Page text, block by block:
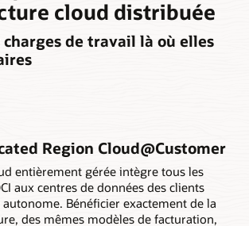
cloud distribuée
charges de travail là où elles
Region Cloud@Customer
entièrement gérée intègre tous les
aux centres de données des clients
Bénéficier exactement de la
des mêmes modèles de facturation,